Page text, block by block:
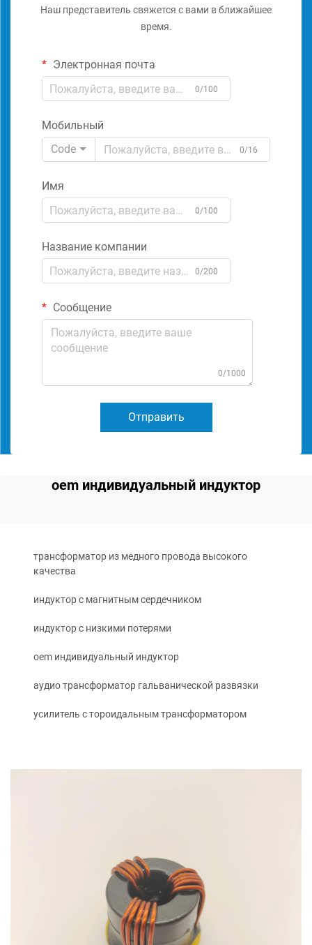
Наш представитель свяжется с вами в ближайшее
время.
Электронная почта
0/100
Мобильный
Code
0/16
Имя
0/100
Название компании
0/200
Сообщение
0/1000
Отправить
oem индивидуальный индуктор
трансформатор из медного провода высокого
качества
индуктор с магнитным сердечником
индуктор с низкими потерями
oem индивидуальный индуктор
аудио трансформатор гальванической развязки
усилитель с тороидальным трансформатором